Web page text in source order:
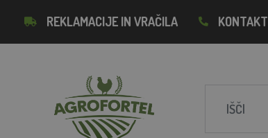
REKLAMACIJE IN VRAČILA KONTAKT